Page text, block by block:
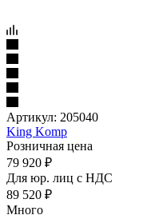
Артикул: 205040
King Komp
Розничная цена
79 920 ₽
Для юр. лиц c НДС
89 520 ₽
Много